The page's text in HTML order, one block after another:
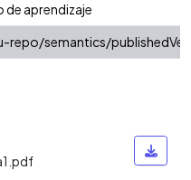
de aprendizaje
repo/semantics/